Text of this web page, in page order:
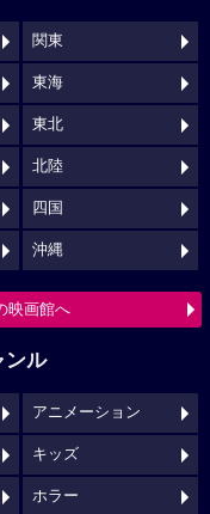
関東
東海
東北
北陸
四国
沖縄
映画館へ
ンル
アニメーション
キッズ
ホラー